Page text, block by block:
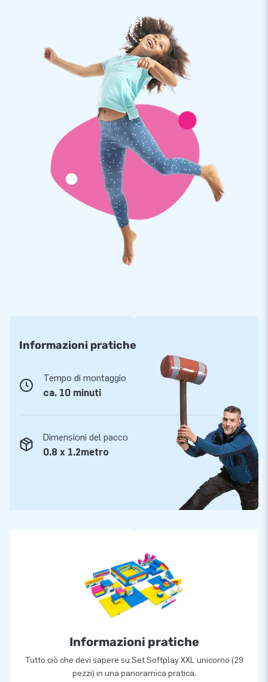
triangoli, cerchi e tappetini in schiuma. Noi attribuiamo valore
alla qualità e alla manutenzione facile, garantendo così la
longevità dei materiali Soft Play. Inoltre consideriamo
importante la varietà nell'assortimento. Le composizioni ed i
designs dei nostri set Softplay sono quindi stati creati
internamente. Vola sui blocchi di gioco come un vero
unicorno! Il mondo magico con colori dolci è aperto per te.
Ordina i blocchi di gioco Softplay unicorno unici da
Siamo conosciuti per la nostra vasta gamma di castelli
gonfiabili e la grande varietà di altri oggetti gonfiabili. Con la
nostra gamma di Softplay sviluppata internamente offriamo
un ambiente di gioco sicuro in cui i bambini possono liberare
la loro immaginazione ed energia. Il Softplay si trova spesso
in asili, ristoranti, musei e aree giochi al coperto. Quale
variante di Soft Play ti attrae di più?
Informazioni pratiche
Tempo di montaggio
ca. 10 minuti
Dimensioni del pacco
0.8 x 1.2metro
Informazioni pratiche
Tutto ciò che devi sapere su Set Softplay XXL unicorno (29
pezzi) in una panoramica pratica.